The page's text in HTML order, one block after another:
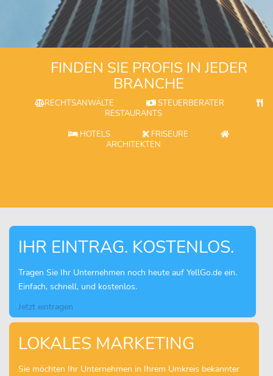
FINDEN SIE PROFIS IN JEDER
BRANCHE
RECHTSANWÄLTE
STEUERBERATER
RESTAURANTS
HOTELS
FRISEURE
ARCHITEKTEN
IHR EINTRAG. KOSTENLOS.
Tragen Sie Ihr Unternehmen noch heute auf YellGo.de ein.
Einfach, schnell, und kostenlos.
Jetzt eintragen
LOKALES MARKETING
Sie möchten Ihr Unternehmen in Ihrem Umkreis bekannter